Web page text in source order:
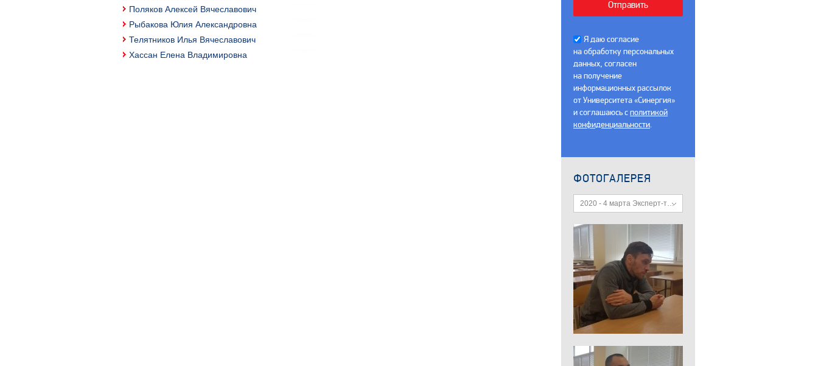
Поляков Алексей Вячеславович
Рыбакова Юлия Александровна
Телятников Илья Вячеславович
Хассан Елена Владимировна
Я даю согласие
на обработку персональных
данных, согласен
на получение
информационных рассылок
от Университета «Синергия»
и соглашаюсь cполитикой
конфиденциальности.
ФОТОГАЛЕРЕЯ
2020 - 4 марта Эксперт-техник